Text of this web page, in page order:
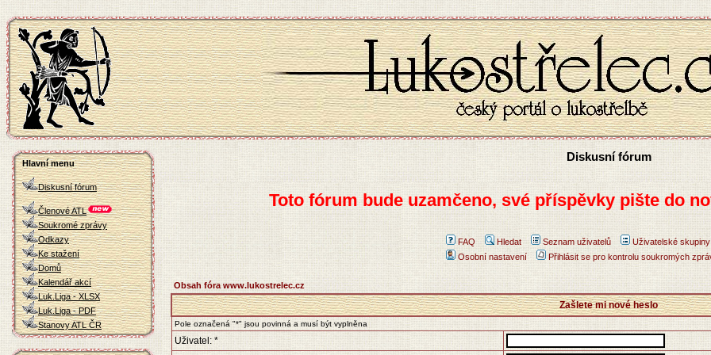
Hlavní menu
Diskusní fórum
Členové ATL
Soukromé zprávy
Odkazy
Ke stažení
Domů
Kalendář akcí
Luk.Liga - XLSX
Luk.Liga - PDF
Stanovy ATL ČR
Diskusní fórum
Toto fórum bude uzamčeno, své příspěvky pište do
FAQ Hledat Seznam uživatelů
Uživatelské skupiny
Osobní nastavení
Přihlásit se pro kontrolu soukromých
Obsah fóra www.lukostrelec.cz
Zašlete mi nové heslo
Pole označená "*" jsou povinná a musí být vyplněna
Uživatel: *